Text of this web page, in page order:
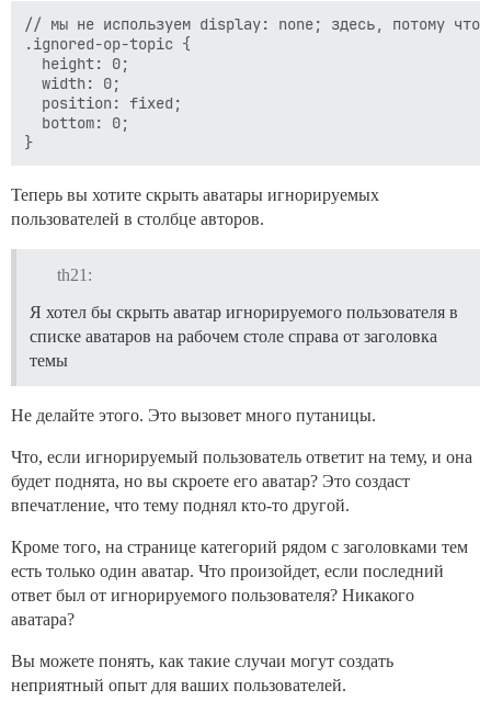
      }
    });
  }
  api.modifyClass("component:topic-list-item", {
    pluginId: PLUGIN_ID,
    @discourseComputed()
      return addIgnoredTopicClass.call(this);
    },
    ignoredAvatarClass() {
    },
  });
api.modifyClass("component:latest-topic-list-
    unboundClassNames() {
      return addIgnoredTopicClass.call(this);
    },
    ignoredAvatarClass() {
      addIgnoredAvatarClass.call(this);
    },
  });
// мы не используем display: none; здесь, потому что
.ignored-op-topic {
  height: 0;
  width: 0;
  position: fixed;
  bottom: 0;
Теперь вы хотите скрыть аватары игнорируемых
пользователей в столбце авторов.
th21:
Я хотел бы скрыть аватар игнорируемого пользователя в
списке аватаров на рабочем столе справа от заголовка
темы
Не делайте этого. Это вызовет много путаницы.
Что, если игнорируемый пользователь ответит на тему, и она
будет поднята, но вы скроете его аватар? Это создаст
впечатление, что тему поднял кто-то другой.
Кроме того, на странице категорий рядом с заголовками тем
есть только один аватар. Что произойдет, если последний
ответ был от игнорируемого пользователя? Никакого
аватара?
Вы можете понять, как такие случаи могут создать
неприятный опыт для ваших пользователей.